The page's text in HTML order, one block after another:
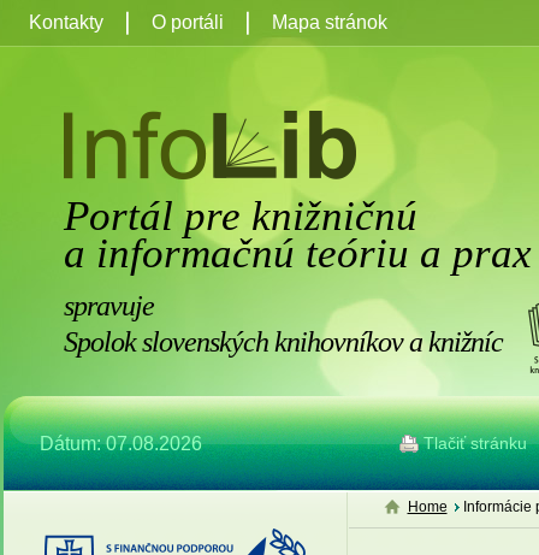
Portál pre knižničnú
a informačnú teóriu a prax
spravuje
Spolok slovenských knihovníkov a knižníc
Dátum: 07.08.2026 Tlačiť stránku
Kontakty O portáli Mapa stránok
Home Informácie